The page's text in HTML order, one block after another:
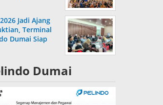
Jadi Ajang
Terminal
Dumai Siap
Dumai